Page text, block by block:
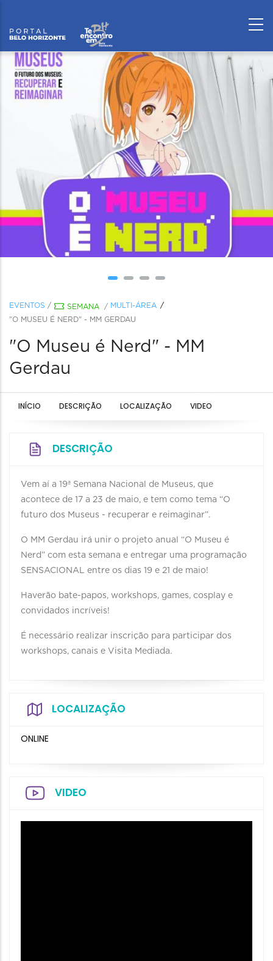
EVENTOS / SEMANA / MULTI-ÁREA
"O MUSEU É NERD" - MM GERDAU
"O Museu é Nerd" - MM
Gerdau
INÍCIO DESCRIÇÃO LOCALIZAÇÃO VIDEO
DESCRIÇÃO
Vem aí a 19ª Semana Nacional de Museus, que
acontece de 17 a 23 de maio, e tem como tema “O
futuro dos Museus - recuperar e reimaginar”.
O MM Gerdau irá unir o projeto anual “O Museu é
Nerd” com esta semana e entregar uma programação
SENSACIONAL entre os dias 19 e 21 de maio!
Haverão bate-papos, workshops, games, cosplay e
convidados incríveis!⁣
É necessário realizar inscrição para participar dos
workshops, canais e Visita Mediada.
LOCALIZAÇÃO
ONLINE
VIDEO